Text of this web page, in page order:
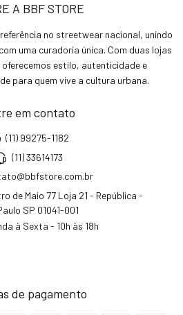
A BBF STORE
referência no streetwear nacional, unindo
uma curadoria única. Com duas lojas
estilo, autenticidade e
para quem vive a cultura urbana.
em contato
(11) 99275-1182
(11) 33614173
de Maio 77 Loja 21 - República -
SP 01041-001
à Sexta - 10h às 18h
de pagamento